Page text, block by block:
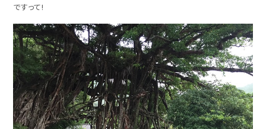
ですって!